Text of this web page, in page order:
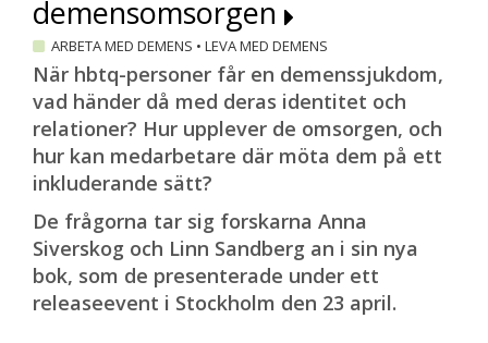
demensomsorgen
ARBETA MED DEMENS • LEVA MED DEMENS
När hbtq-personer får en demenssjukdom,
vad händer då med deras identitet och
relationer? Hur upplever de omsorgen, och
hur kan medarbetare där möta dem på ett
inkluderande sätt?
De frågorna tar sig forskarna Anna
Siverskog och Linn Sandberg an i sin nya
bok, som de presenterade under ett
releaseevent i Stockholm den 23 april.